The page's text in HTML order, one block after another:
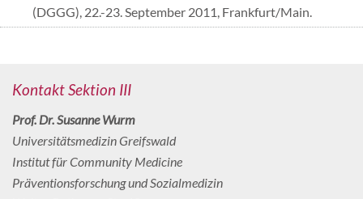
(DGGG), 22.-23. September 2011, Frankfurt/Main.
Kontakt Sektion III
Prof. Dr. Susanne Wurm
Universitätsmedizin Greifswald
Institut für Community Medicine
Präventionsforschung und Sozialmedizin